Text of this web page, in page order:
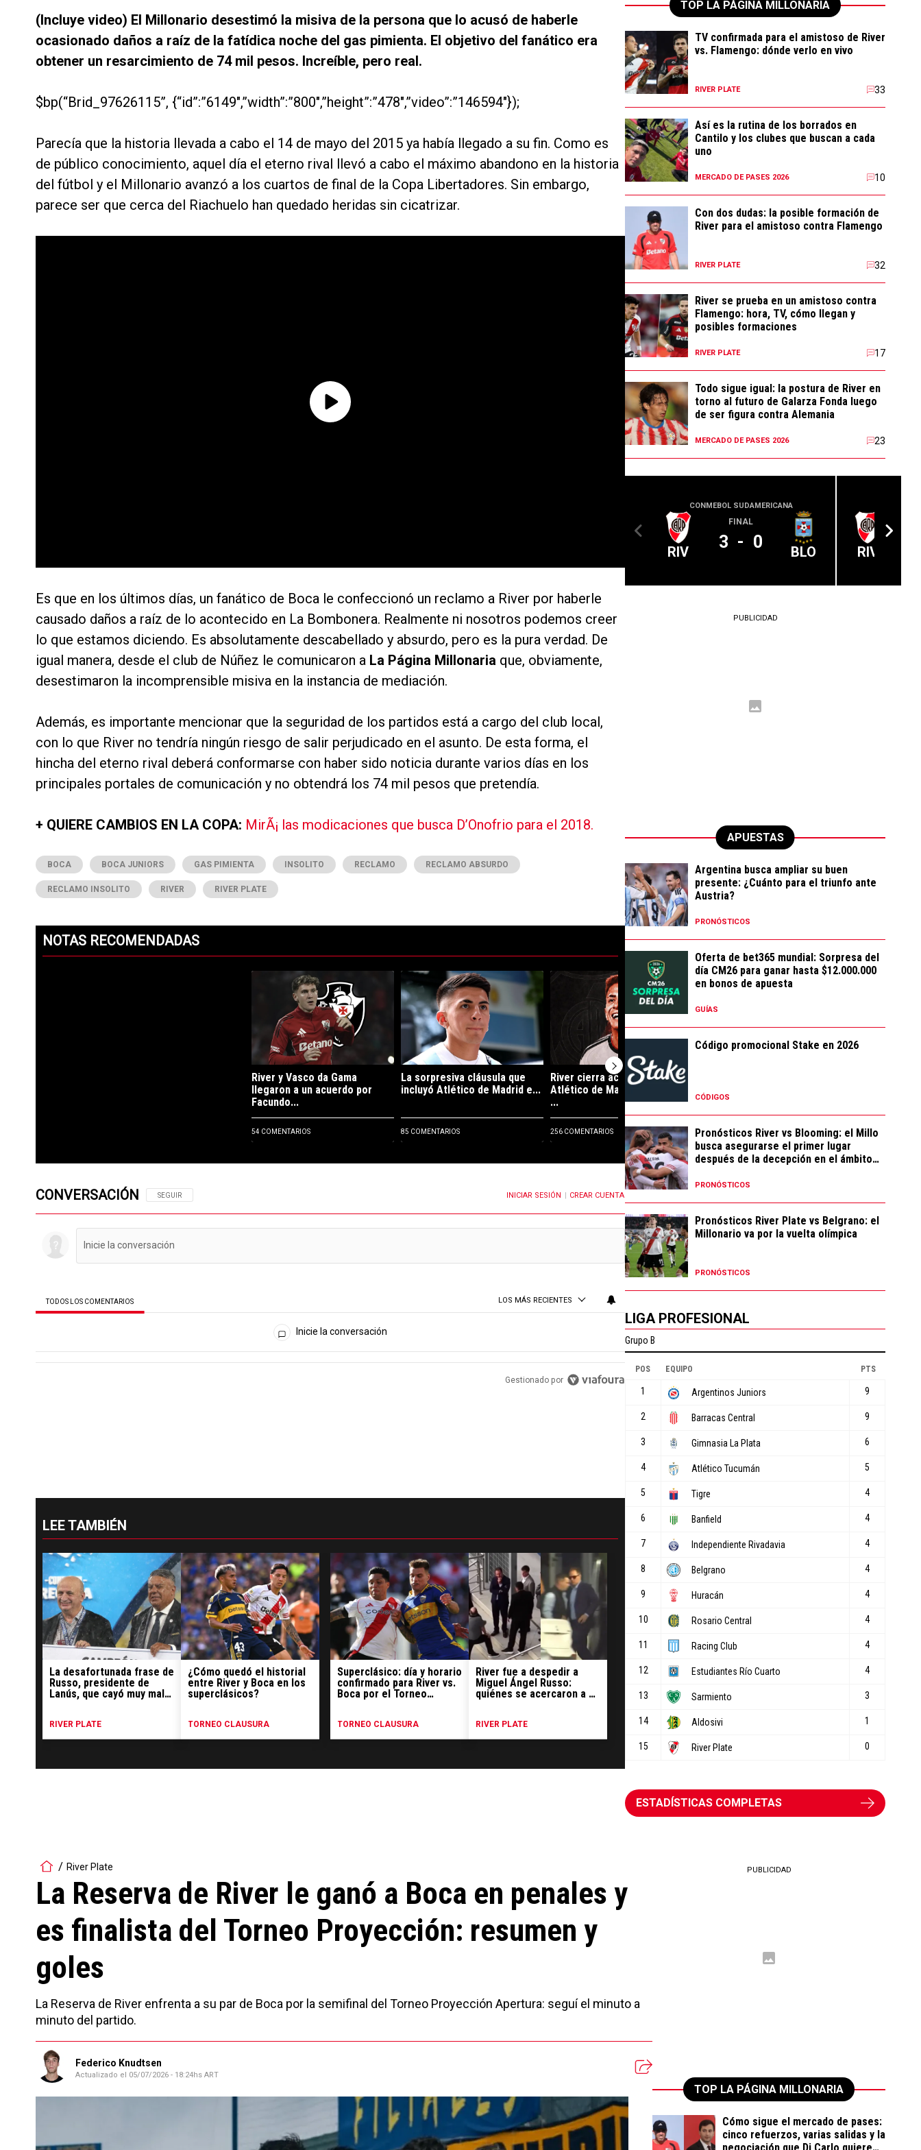
(Incluye video) El Millonario desestimó la misiva de la persona que lo acusó de haberle
ocasionado daños a raíz de la fatídica noche del gas pimienta. El objetivo del fanático era
obtener un resarcimiento de 74 mil pesos. Increíble, pero real.
$bp(“Brid_97626115”, {“id”:”6149″,”width”:”800″,”height”:”478″,”video”:”146594″});
Parecía que la historia llevada a cabo el 14 de mayo del 2015 ya había llegado a su fin. Como es
de público conocimiento, aquel día el eterno rival llevó a cabo el máximo abandono en la historia
del fútbol y el Millonario avanzó a los cuartos de final de la Copa Libertadores. Sin embargo,
parece ser que cerca del Riachuelo han quedado heridas sin cicatrizar.
Es que en los últimos días, un fanático de Boca le confeccionó un reclamo a River por haberle
causado daños a raíz de lo acontecido en La Bombonera. Realmente ni nosotros podemos creer
lo que estamos diciendo. Es absolutamente descabellado y absurdo, pero es la pura verdad. De
igual manera, desde el club de Núñez le comunicaron a La Página Millonaria que, obviamente,
desestimaron la incomprensible misiva en la instancia de mediación.
Además, es importante mencionar que la seguridad de los partidos está a cargo del club local,
con lo que River no tendría ningún riesgo de salir perjudicado en el asunto. De esta forma, el
hincha del eterno rival deberá conformarse con haber sido noticia durante varios días en los
principales portales de comunicación y no obtendrá los 74 mil pesos que pretendía.
+ QUIERE CAMBIOS EN LA COPA: MirÃ¡ las modicaciones que busca D’Onofrio para el 2018.
BOCA BOCA JUNIORS GAS PIMIENTA INSOLITO RECLAMO RECLAMO ABSURDO
RECLAMO INSOLITO RIVER RIVER PLATE
NOTAS RECOMENDADAS
Un artículo de tendencia con el título "River y Vasco da Gama llegaron a un acuerdo por Facundo Colidio: los detalles de la operación" con 54 comentarios.
River y Vasco da Gama
llegaron a un acuerdo por
Facundo...
54 COMENTARIOS
Un artículo de tendencia con el título "La sorpresiva cláusula que incluyó Atlético de Madrid en la negociación con River
La sorpresiva cláusula que
incluyó Atlético de Madrid e...
85 COMENTARIOS
Un artículo de tendencia con el título "River cierra acuerdo con Atlético de Madrid
River cierra acuerdo con
Atlético de Madrid por Thiago
...
256 COMENTARIOS
Un artículo de tendencia con el título "Uno por
gastó River en refuerzos ...
25 COMENTARIOS
Un artículo de
31 COMENTARIOS
CONVERSACIÓN SIGA ESTA CONVERSACIÓN PARA RECIBIR NOTIFICACIONES CUANDO SE PUBLIQUEN NUEVOS COMENTARIOS
SEGUIR INICIAR SESIÓN CREAR CUENTA
TODOS LOS COMENTARIOS LOS MÁS RECIENTES
Inicie la conversación
Gestionado por
LEE TAMBIÉN
La desafortunada frase de
Russo, presidente de
Lanús, que cayó muy mal
RIVER PLATE
¿Cómo quedó el historial
entre River y Boca en los
superclásicos?
TORNEO CLAUSURA
Superclásico: día y horario
confirmado para River vs.
Boca por el Torneo
TORNEO CLAUSURA
River fue a despedir a
Miguel Ángel Russo:
quiénes se acercaron a La
RIVER PLATE
TOP LA PÁGINA MILLONARIA
TV confirmada para el amistoso de River
vs. Flamengo: dónde verlo en vivo
RIVER PLATE 33
Así es la rutina de los borrados en
Cantilo y los clubes que buscan a cada
uno
MERCADO DE PASES 2026 10
Con dos dudas: la posible formación de
River para el amistoso contra Flamengo
RIVER PLATE 32
River se prueba en un amistoso contra
Flamengo: hora, TV, cómo llegan y
posibles formaciones
RIVER PLATE 17
Todo sigue igual: la postura de River en
torno al futuro de Galarza Fonda luego
de ser figura contra Alemania
MERCADO DE PASES 2026 23
CONMEBOL SUDAMERICANA
RIV
FINAL
3 - 0 BLO RIV
PUBLICIDAD
APUESTAS
Argentina busca ampliar su buen
presente: ¿Cuánto para el triunfo ante
Austria?
PRONÓSTICOS
Oferta de bet365 mundial: Sorpresa del
día CM26 para ganar hasta $12.000.000
en bonos de apuesta
GUÍAS
Código promocional Stake en 2026
CÓDIGOS
Pronósticos River vs Blooming: el Millo
busca asegurarse el primer lugar
después de la decepción en el ámbito
PRONÓSTICOS
Pronósticos River Plate vs Belgrano: el
Millonario va por la vuelta olímpica
PRONÓSTICOS
LIGA PROFESIONAL
ESTADÍSTICAS COMPLETAS
River Plate
La Reserva de River le ganó a Boca en penales y
es finalista del Torneo Proyección: resumen y
goles
La Reserva de River enfrenta a su par de Boca por la semifinal del Torneo Proyección Apertura: seguí el minuto a
minuto del partido.
Federico Knudtsen
Actualizado el 05/07/2026 - 18:24hs ART
PUBLICIDAD
TOP LA PÁGINA MILLONARIA
Cómo sigue el mercado de pases:
cinco refuerzos, varias salidas y la